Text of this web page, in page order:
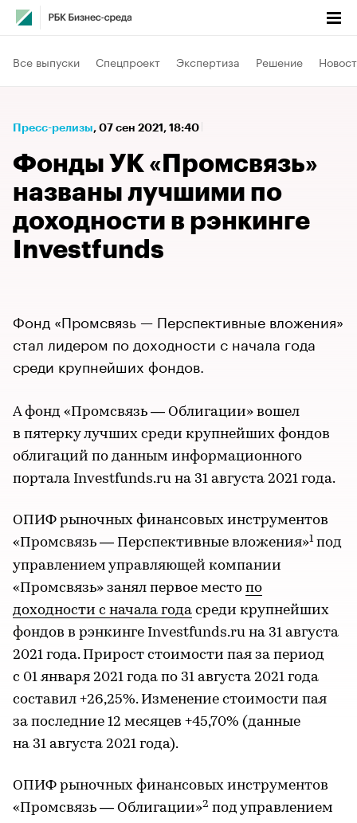
Все выпуски Спецпроект Экспертиза Решение
Пресс-релизы⁠, 07 сен 2021, 18:40
Фонды УК «Промсвязь»
названы лучшими по
доходности в рэнкинге
Investfunds
Фонд «Промсвязь — Перспективные вложения»
стал лидером по доходности с начала года
среди крупнейших фондов.
А фонд «Промсвязь — Облигации» вошел
в пятерку лучших среди крупнейших фондов
облигаций по данным информационного
портала Investfunds.ru на 31 августа 2021 года.
ОПИФ рыночных финансовых инструментов
«Промсвязь — Перспективные вложения»1 под
управлением управляющей компании
«Промсвязь» занял первое место по
доходности с начала года среди крупнейших
фондов в рэнкинге Investfunds.ru на 31 августа
2021 года. Прирост стоимости пая за период
с 01 января 2021 года по 31 августа 2021 года
составил +26,25%. Изменение стоимости пая
за последние 12 месяцев +45,70% (данные
на 31 августа 2021 года).
ОПИФ рыночных финансовых инструментов
«Промсвязь — Облигации»2 под управлением